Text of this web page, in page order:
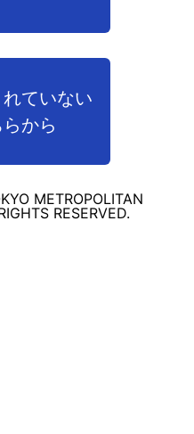
ていない
から
METROPOLITAN
RESERVED.